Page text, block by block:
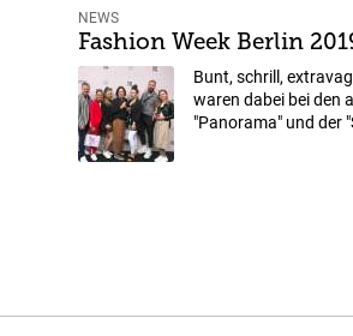
NEWS
Fashion Week Berlin
Bunt, schrill,
waren dabei bei den
"Panorama" und der